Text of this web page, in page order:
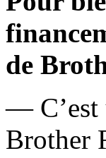
de
— C’est
Brother